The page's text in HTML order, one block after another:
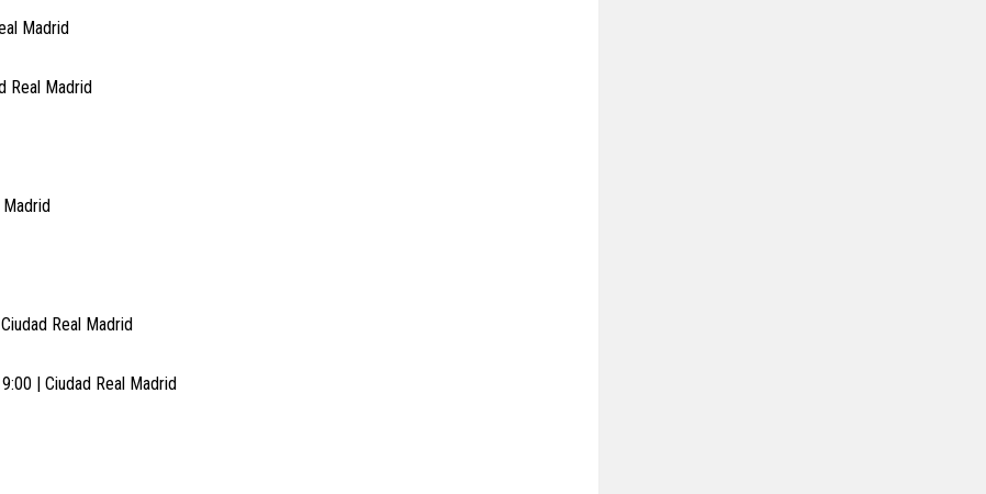
Madrid
Real Madrid
Madrid
Real Madrid
| Ciudad Real Madrid